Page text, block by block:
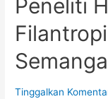
Peneliti
Tinggalkan